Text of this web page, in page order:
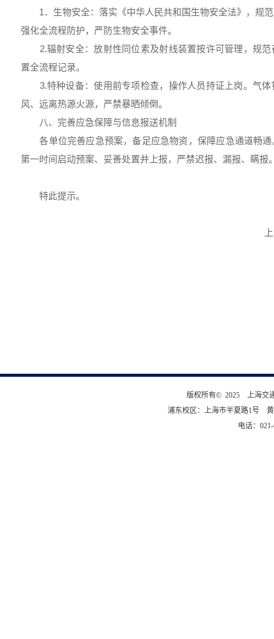
版权所有© 2025 上海交
浦东校区：上海市半夏路1号
电话：
1．生物安全：落实《中华人民共和国生物安全法》，规范
强化全流程防护，严防生物安全事件。
2.辐射安全：放射性同位素及射线装置按许可管理，规范
置全流程记录。
3.特种设备：使用前专项检查，操作人员持证上岗。气体
风、远离热源火源，严禁暴晒倾倒。
八、完善应急保障与信息报送机制
各单位完善应急预案，备足应急物资，保障应急通道畅通
第一时间启动预案、妥善处置并上报，严禁迟报、漏报、瞒报
特此提示。